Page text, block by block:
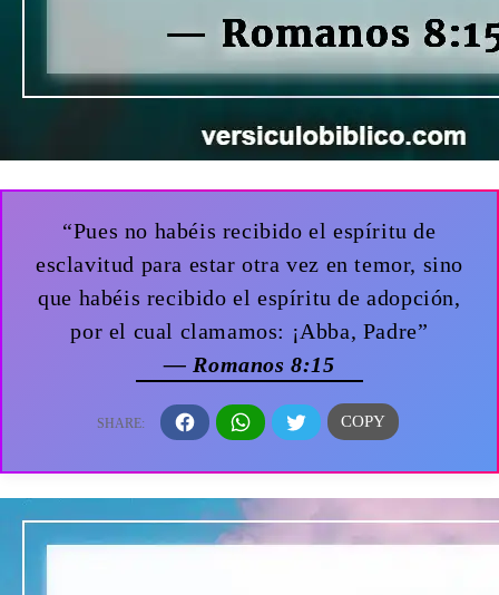
“Pues no habéis recibido el espíritu de
esclavitud para estar otra vez en temor, sino
que habéis recibido el espíritu de adopción,
por el cual clamamos: ¡Abba, Padre”
— Romanos 8:15